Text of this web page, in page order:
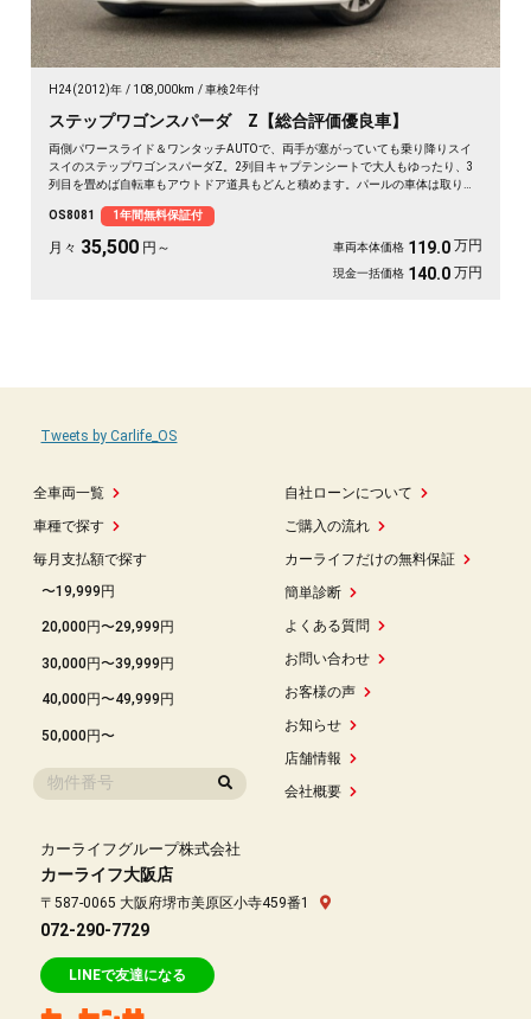
H24(2012)年 108,000km 車検2年付
ステップワゴンスパーダ Z【総合評価優良車】
両側パワースライド＆ワンタッチAUTOで、両手が塞がっていても乗り降りスイ
スイのステップワゴンスパーダZ。2列目キャプテンシートで大人もゆったり、3
列目を畳めば自転車もアウトドア道具もどんと積めます。パールの車体は取り回
しっかり残せて安心。天井のフリップダウンモニターで長距離も退屈知らず。毎
日の相棒にぴったりの一台です🚗✨💺🙌😊《1年保証付》
OS8081 1年間無料保証付
月々 35,500 円～ 車両本体価格 119.0 万円
現金一括価格 140.0 万円
全車両一覧
車種で探す
毎月支払額で探す
〜19,999円
20,000円〜29,999円
30,000円〜39,999円
40,000円〜49,999円
50,000円〜
自社ローンについて
ご購入の流れ
カーライフだけの無料保証
簡単診断
よくある質問
お問い合わせ
お客様の声
お知らせ
店舗情報
会社概要
Tweets by Carlife_OS
カーライフグループ株式会社
カーライフ大阪店
〒587-0065 大阪府堺市美原区小寺459番1
072-290-7729
LINEで友達になる